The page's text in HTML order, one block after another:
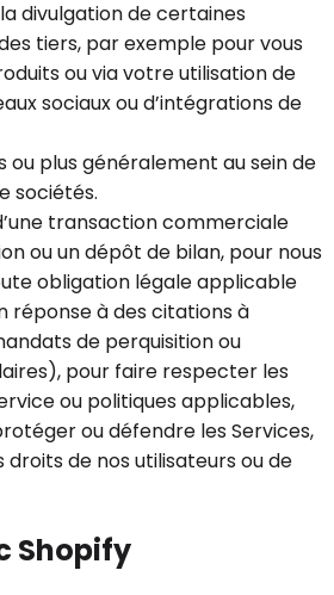
divulgation de certaines
tiers, par exemple pour vous
ou via votre utilisation de
sociaux ou d’intégrations de
ou plus généralement au sein de
sociétés.
transaction commerciale
ou un dépôt de bilan, pour nous
obligation légale applicable
réponse à des citations à
de perquisition ou
pour faire respecter les
ou politiques applicables,
ou défendre les Services,
droits de nos utilisateurs ou de
Shopify